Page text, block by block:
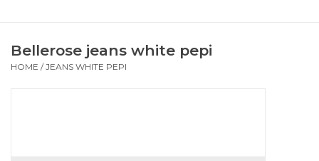
Schoenen
Bellerose jeans white pepi
HOME /JEANS WHITE PEPI